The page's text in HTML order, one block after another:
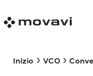
Inizio VCO